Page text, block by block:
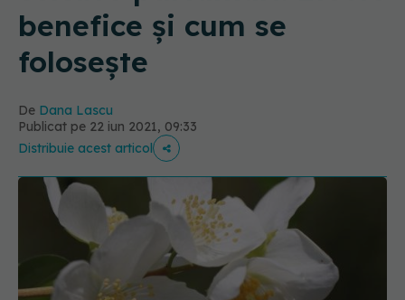
benefice și cum se
folosește
De Dana Lascu
Publicat pe 22 iun 2021, 09:33
Distribuie acest articol